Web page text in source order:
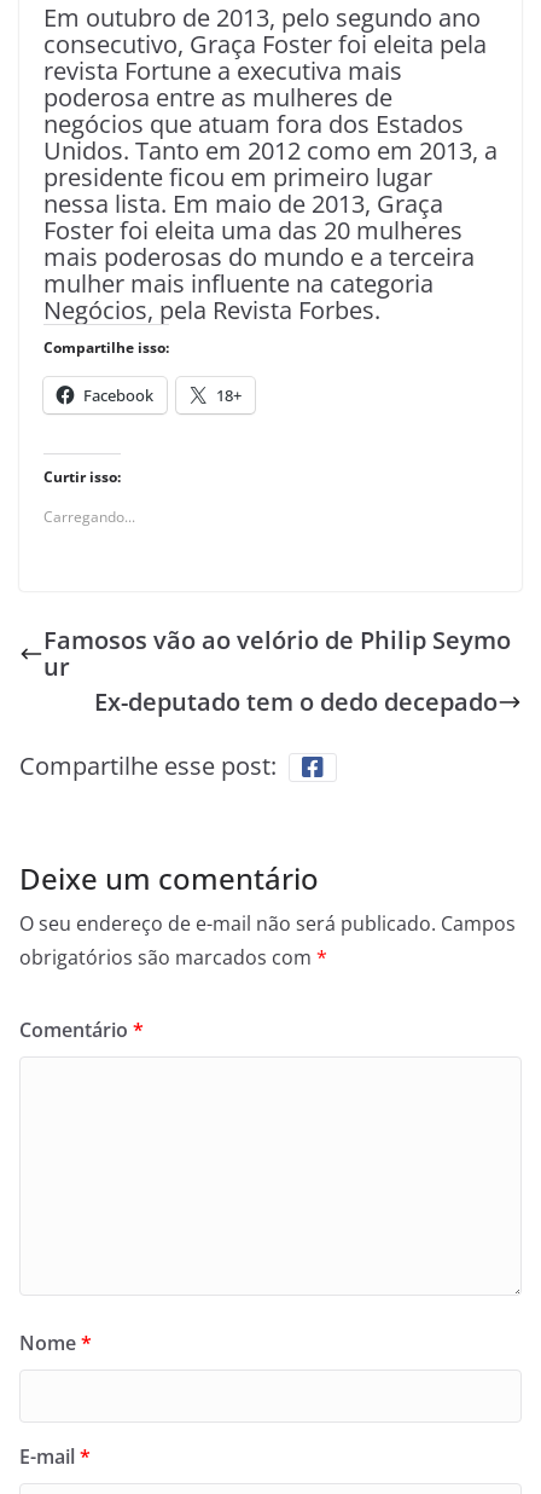
Em outubro de 2013, pelo segundo ano
consecutivo, Graça Foster foi eleita pela
revista Fortune a executiva mais
poderosa entre as mulheres de
negócios que atuam fora dos Estados
Unidos. Tanto em 2012 como em 2013, a
presidente ficou em primeiro lugar
nessa lista. Em maio de 2013, Graça
Foster foi eleita uma das 20 mulheres
mais poderosas do mundo e a terceira
mulher mais influente na categoria
Negócios, pela Revista Forbes.
Compartilhe isso:
Facebook 18+
Curtir isso:
Carregando...
Famosos vão ao velório de Philip Seymo
ur
Ex-deputado tem o dedo decepado
Compartilhe esse post:
Deixe um comentário
O seu endereço de e-mail não será publicado. Campos
obrigatórios são marcados com *
Comentário *
Nome*
E-mail*